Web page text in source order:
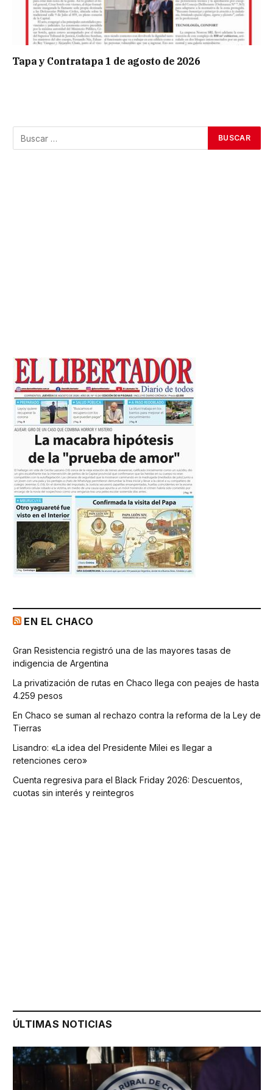
Tapa y Contratapa 1 de agosto de 2026
EN EL CHACO
Gran Resistencia registró una de las mayores tasas de
indigencia de Argentina
La privatización de rutas en Chaco llega con peajes de hasta
4.259 pesos
En Chaco se suman al rechazo contra la reforma de la Ley de
Tierras
Lisandro: «La idea del Presidente Milei es llegar a
retenciones cero»
Cuenta regresiva para el Black Friday 2026: Descuentos,
cuotas sin interés y reintegros
ÚLTIMAS NOTICIAS